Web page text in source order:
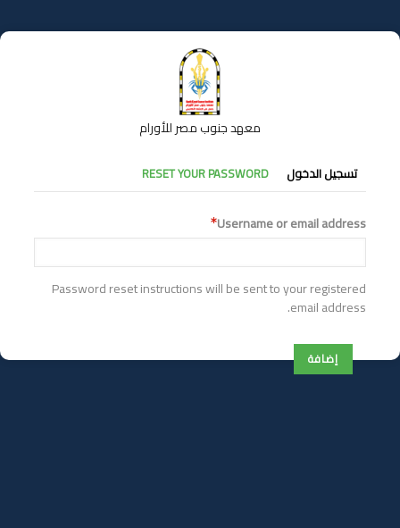
إلى
المحتوى
معهد جنوب مصر للأورام
التبويبات
الأساسية
تسجيل الدخول RESET YOUR PASSWORD
Username or email address
Password reset instructions will be sent to your registered
email address.